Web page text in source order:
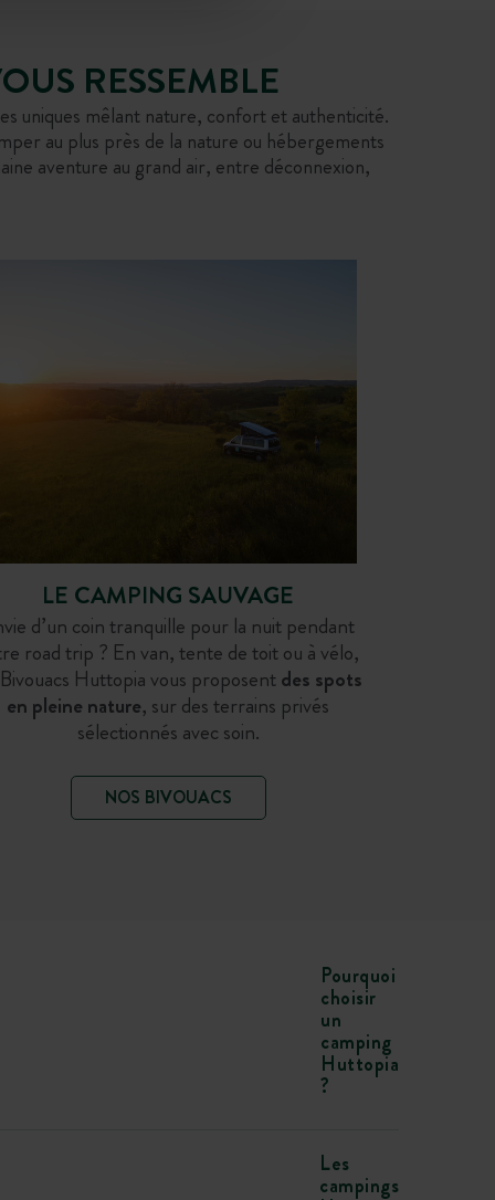
RESSEMBLE
uniques mêlant nature, confort et authenticité.
au plus près de la nature ou hébergements
aventure au grand air, entre déconnexion,
LE CAMPING SAUVAGE
d’un coin tranquille pour la nuit pendant
road trip ? En van, tente de toit ou à vélo,
Huttopia vous proposentdes spots
en pleine nature, sur des terrains privés
sélectionnés avec soin.
NOS BIVOUACS
Pourquoi
choisir
un
camping
Huttopia
?
Les
campings